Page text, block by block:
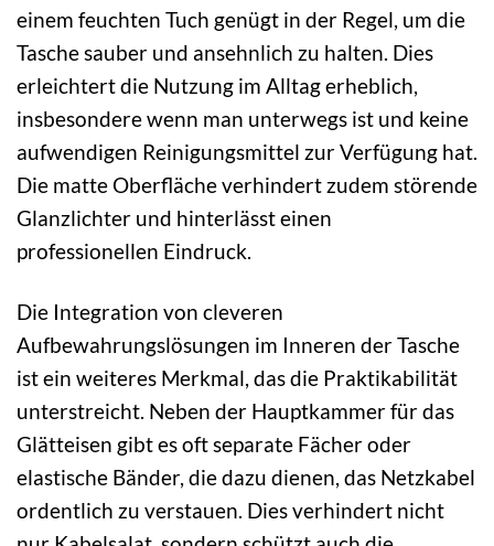
einem feuchten Tuch genügt in der Regel, um die
Tasche sauber und ansehnlich zu halten. Dies
erleichtert die Nutzung im Alltag erheblich,
insbesondere wenn man unterwegs ist und keine
aufwendigen Reinigungsmittel zur Verfügung hat.
Die matte Oberfläche verhindert zudem störende
Glanzlichter und hinterlässt einen
professionellen Eindruck.
Die Integration von cleveren
Aufbewahrungslösungen im Inneren der Tasche
ist ein weiteres Merkmal, das die Praktikabilität
unterstreicht. Neben der Hauptkammer für das
Glätteisen gibt es oft separate Fächer oder
elastische Bänder, die dazu dienen, das Netzkabel
ordentlich zu verstauen. Dies verhindert nicht